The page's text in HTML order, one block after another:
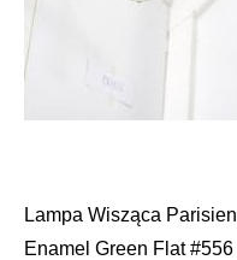
Nawigacja
Lampa Wisząca Parisien
Enamel Green Flat #556